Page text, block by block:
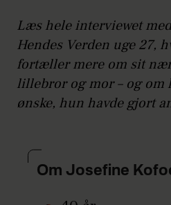
Læs hele interviewet
Hendes Verden uge 27,
fortæller mere om sit
lillebror og mor – og om
ønske, hun havde gjort
Om Josefine